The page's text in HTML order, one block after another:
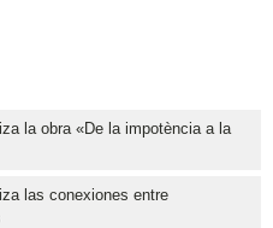
la obra «De la impotència a la
las conexiones entre